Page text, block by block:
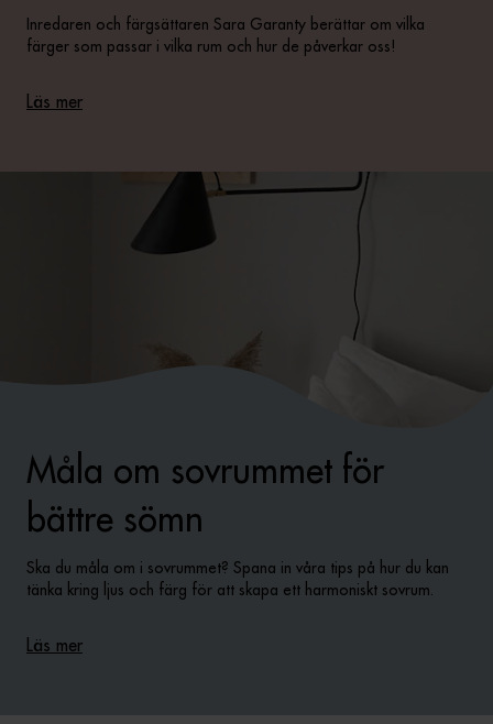
Inredaren och färgsättaren Sara Garanty berättar om vilka
färger som passar i vilka rum och hur de påverkar oss!
Läs mer
Måla om sovrummet för
bättre sömn
Ska du måla om i sovrummet? Spana in våra tips på hur du kan
tänka kring ljus och färg för att skapa ett harmoniskt sovrum.
Läs mer